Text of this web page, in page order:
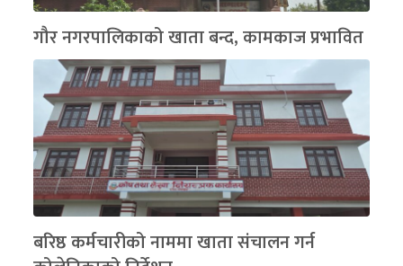
गौर नगरपालिकाको खाता बन्द, कामकाज प्रभावित
बरिष्ठ कर्मचारीको नाममा खाता संचालन गर्न